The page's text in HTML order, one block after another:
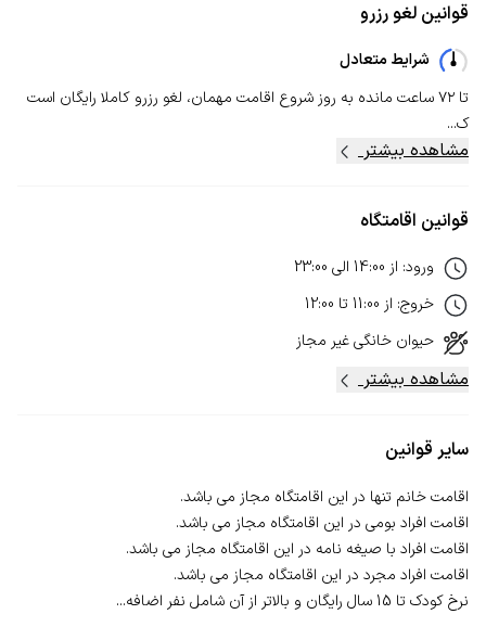
قوانین لغو رزرو
شرایط متعادل
تا ۷۲ ساعت مانده به روز شروع اقامت مهمان، لغو رزرو کاملا رایگان است
ک...
مشاهده بیشتر
قوانین اقامتگاه
ورود: از 14:00 الی 23:00
خروج: از 11:00 تا 12:00
حیوان خانگیغیر مجاز
مشاهده بیشتر
سایر قوانین
نرخ کودک تا 15 سال رایگان و بالاتر از آن شامل نفر اضافه...